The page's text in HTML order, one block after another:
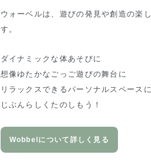
ウォーベルは、遊びの発見や創造の楽
す。
ダイナミックな体あそびに
想像ゆたかなごっご遊びの舞台に
リラックスできるパーソナルスペースに
じぶんらしくたのしもう！
Wobbelについて詳しく見る